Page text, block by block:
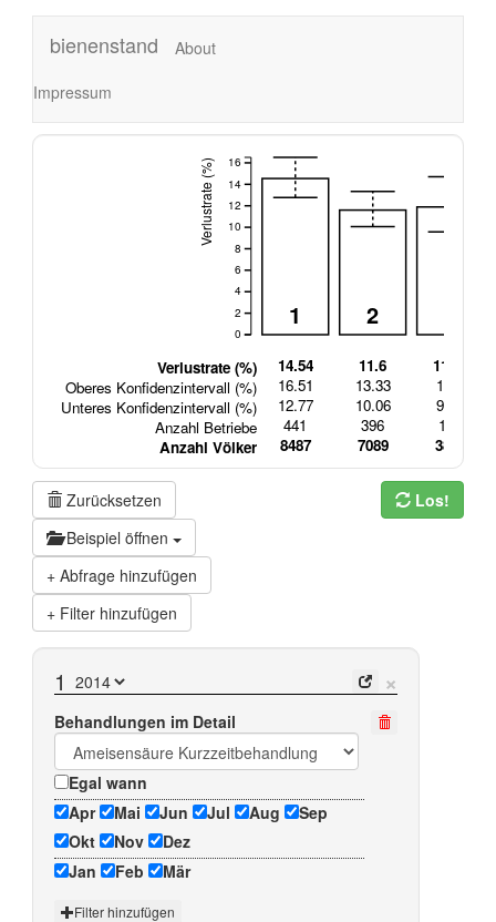
bienenstand
About
Impressum
0
2
4
6
8
10
12
14
16
Verlustrate (%)
Verlustrate (%)
Oberes Konfidenzintervall (%)
Unteres Konfidenzintervall (%)
Anzahl Betriebe
Anzahl Völker
1
14.54
16.51
12.77
441
8487
2
11.6
13.33
10.06
396
7089
11.89
14.7
9.56
197
3851
Zurücksetzen
Beispiel öffnen
Abfrage hinzufügen
Filter hinzufügen
Los!
×
1
Behandlungen im Detail
Egal wann
Apr
Mai Jun Jul Aug
Sep
Okt
Nov
Dez
Jan
Feb Mär
Filter hinzufügen